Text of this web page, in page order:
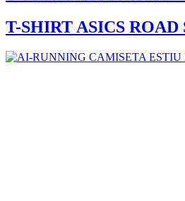
T-SHIRT ASICS ROAD